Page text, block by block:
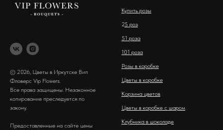
© 2026, Цветы в Иркутске Вип
Фловерс Vip Flowers.
Все права защищены. Незаконное
копирование преследуется по
закону.
Предоставленные на сайте цены
Купить розы
25 роз
51 роза
101 роза
Розы в коробке
Цветы в коробке
Корзина цветов
Цветы в коробке с шаром
Клубника в шоколаде